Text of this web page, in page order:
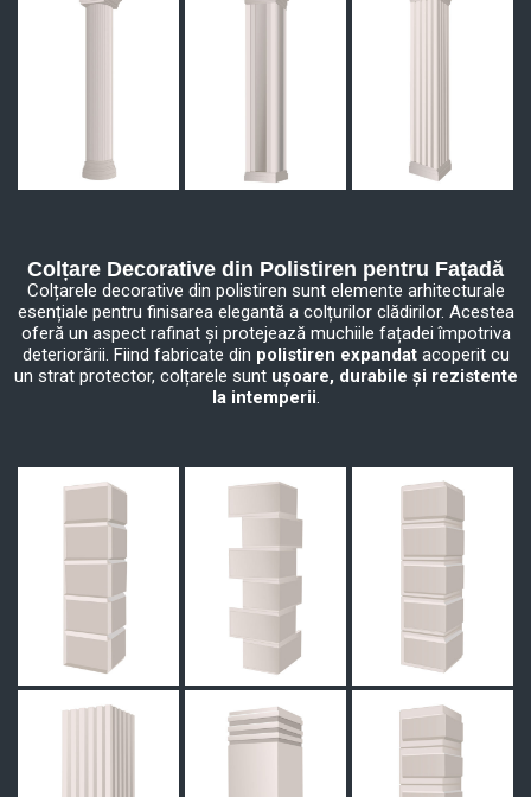
Colțare Decorative din Polistiren pentru Fațadă
Colțarele decorative din polistiren sunt elemente arhitecturale
esențiale pentru finisarea elegantă a colțurilor clădirilor. Acestea
oferă un aspect rafinat și protejează muchiile fațadei împotriva
deteriorării. Fiind fabricate din polistiren expandatacoperit cu
un strat protector, colțarele sunt ușoare, durabile și rezistente
la intemperii.